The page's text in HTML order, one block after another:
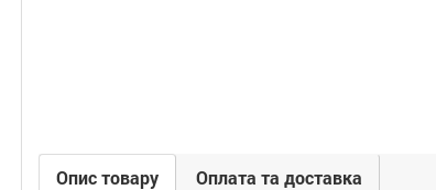
Опис товару Оплата та доставка